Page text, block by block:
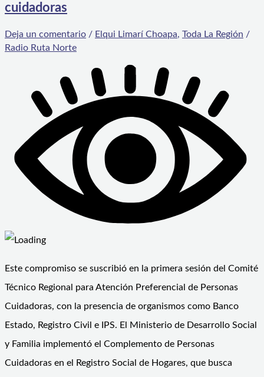
cuidadoras
Deja un comentario / Elqui Limarí Choapa, Toda La Región /
Radio Ruta Norte
Este compromiso se suscribió en la primera sesión del Comité
Técnico Regional para Atención Preferencial de Personas
Cuidadoras, con la presencia de organismos como Banco
Estado, Registro Civil e IPS. El Ministerio de Desarrollo Social
y Familia implementó el Complemento de Personas
Cuidadoras en el Registro Social de Hogares, que busca